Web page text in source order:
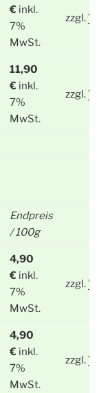
€ inkl.
7%
MwSt.
zzgl.
11,90
€ inkl.
7%
MwSt.
zzgl.
Endpreis
/ 100g
4,90
€ inkl.
7%
MwSt.
zzgl.
4,90
€ inkl.
7%
MwSt.
zzgl.